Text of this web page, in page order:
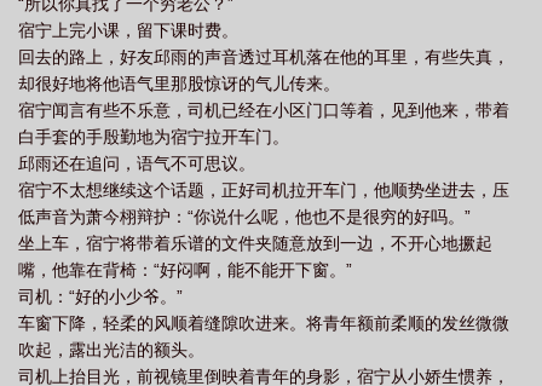
隐劝分，宿宁老神在在：“你们懂什么！”他老公可是潜力股！龙傲天
来的！——萧今栩是快穿局龙傲天系统的金牌员工，完成业绩任务
后他得以回到自己的原生世界。回来后，他不仅知道剧情还手握系
统外挂，在完成东山再起这个成就时一路稳进，不料剧情线里这个
对他落井下石的小少爷出了变数。小少爷宿宁表里如一，是个空有
一张脸蛋的漂亮花瓶，干啥啥不行，做个饭都能把空锅干烧，就是
个成事不足败事有余的累赘。两人本不该有任何交集，却阴差阳错
成为舍友，宿宁还向他表了白。萧今栩想看宿宁想耍什么花招，答
应了他的表白，两人正式成为情侣。系统未雨绸缪：“宿主你不要沉
迷美色啊，别忘了我们的任务！”萧今栩：“放心，玩玩而已。”他不
可能对一个貌美蠢货动心。随着时间推移，宿宁正如萧今栩所料露
出马脚，但和他想象中大相径庭——宿宁简直就是黏人精，一天二
十四小时恨不得都和自己在一起，一见面就扑到自己怀里要亲亲，
一口一个“老公”叫的亲热。唯一能让他消停点的，就是萧今栩说自己
宿宁上完小课，留下课时费。
回去的路上，好友邱雨的声音透过耳机落在他的耳里，有些失真，
却很好地将他语气里那股惊讶的气儿传来。
宿宁闻言有些不乐意，司机已经在小区门口等着，见到他来，带着
白手套的手殷勤地为宿宁拉开车门。
邱雨还在追问，语气不可思议。
宿宁不太想继续这个话题，正好司机拉开车门，他顺势坐进去，压
低声音为萧今栩辩护：“你说什么呢，他也不是很穷的好吗。”
坐上车，宿宁将带着乐谱的文件夹随意放到一边，不开心地撅起
嘴，他靠在背椅：“好闷啊，能不能开下窗。”
司机：“好的小少爷。”
车窗下降，轻柔的风顺着缝隙吹进来。将青年额前柔顺的发丝微微
吹起，露出光洁的额头。
司机上抬目光，前视镜里倒映着青年的身影，宿宁从小娇生惯养，